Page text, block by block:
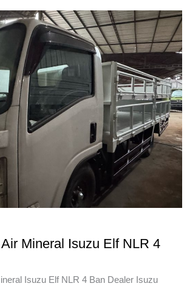
Mineral Isuzu Elf NLR 4
Isuzu Elf NLR 4 Ban Dealer Isuzu